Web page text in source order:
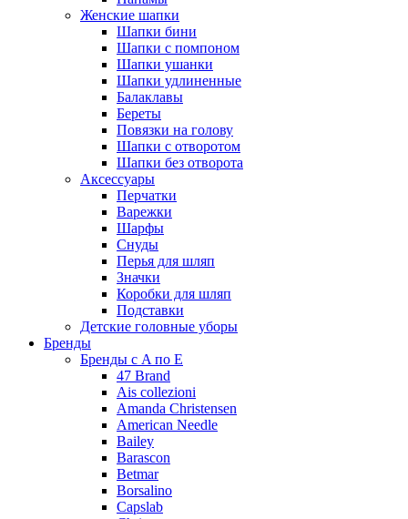
Женские шапки
Шапки бини
Шапки с помпоном
Шапки ушанки
Шапки удлиненные
Балаклавы
Береты
Повязки на голову
Шапки с отворотом
Шапки без отворота
Аксессуары
Перчатки
Варежки
Шарфы
Снуды
Перья для шляп
Значки
Коробки для шляп
Подставки
Детские головные уборы
Бренды
Бренды с A по E
47 Brand
Ais collezioni
Amanda Christensen
American Needle
Bailey
Barascon
Betmar
Borsalino
Capslab